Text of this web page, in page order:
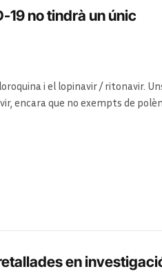
19 no tindrà un únic
i el lopinavir / ritonavir.
encara que no exempts de
en